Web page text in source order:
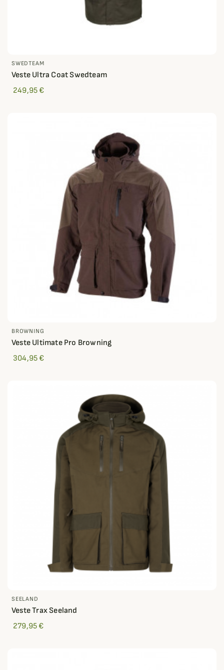
SWEDTEAM
Veste Ultra Coat Swedteam
249,95 €
BROWNING
Veste Ultimate Pro Browning
304,95 €
SEELAND
Veste Trax Seeland
279,95 €